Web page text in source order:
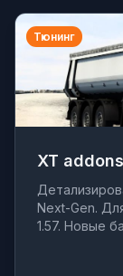
Тюнинг
XT
Next-Gen.
1.57. Новые